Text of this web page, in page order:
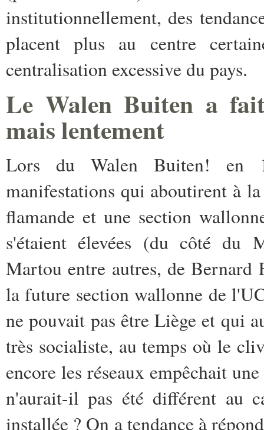
institutionnellement, des
placent plus au centre
centralisation excessive du pays.
Le Walen Buiten a
mais lentement
Lors du Walen Buiten! en
manifestations qui aboutirent à
flamande et une section
s'étaient élevées (du côté du
Martou entre autres, de
la future section wallonne de
ne pouvait pas être Liège et qui
très socialiste, au temps où le
encore les réseaux empêchait
n'aurait-il pas été différent au
installée ? On a tendance à